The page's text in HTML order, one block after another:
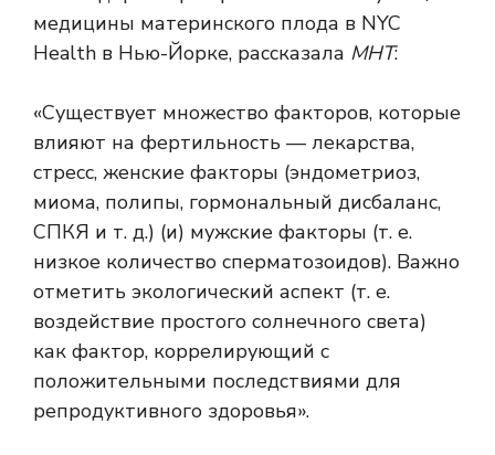
медицины материнского плода в NYC
Health в Нью-Йорке, рассказала МНТ:
«Существует множество факторов, которые
влияют на фертильность — лекарства,
стресс, женские факторы (эндометриоз,
миома, полипы, гормональный дисбаланс,
СПКЯ и т. д.) (и) мужские факторы (т. е.
низкое количество сперматозоидов). Важно
отметить экологический аспект (т. е.
воздействие простого солнечного света)
как фактор, коррелирующий с
положительными последствиями для
репродуктивного здоровья».